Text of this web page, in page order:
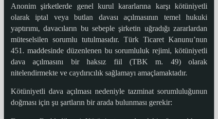
Anonim şirketlerde genel kurul kararlarına karşı kötüniyetli
olarak iptal veya butlan davası açılmasının temel hukuki
yaptırımı, davacıların bu sebeple şirketin uğradığı zararlardan
müteselsilen sorumlu tutulmasıdır. Türk Ticaret Kanunu’nun
451. maddesinde düzenlenen bu sorumluluk rejimi, kötüniyetli
dava açılmasını bir haksız fiil (TBK m. 49) olarak
nitelendirmekte ve caydırıcılık sağlamayı amaçlamaktadır.
Kötüniyetli dava açılması nedeniyle tazminat sorumluluğunun
doğması için şu şartların bir arada bulunması gerekir: